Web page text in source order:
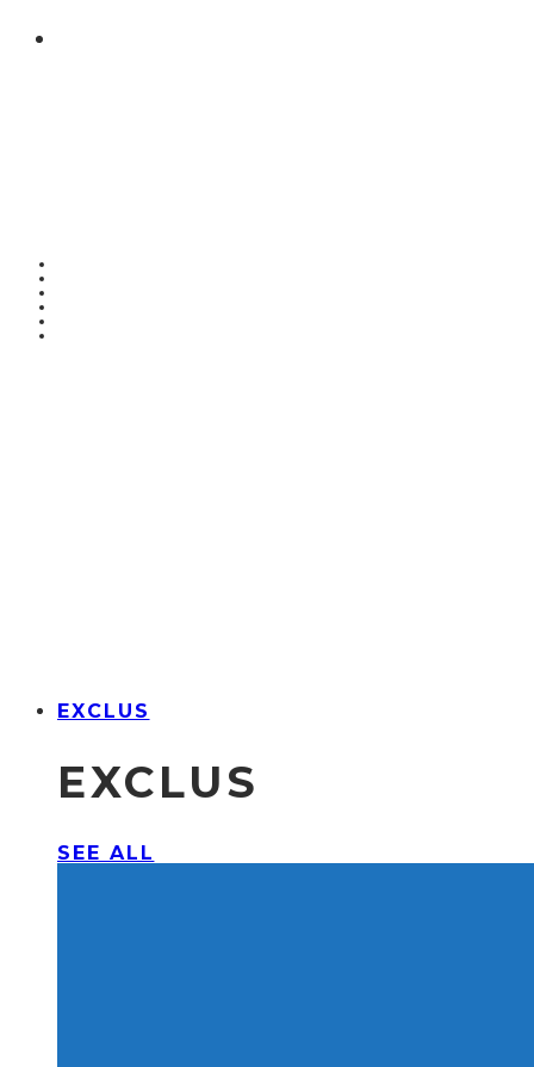
EXCLUS
EXCLUS
SEE ALL